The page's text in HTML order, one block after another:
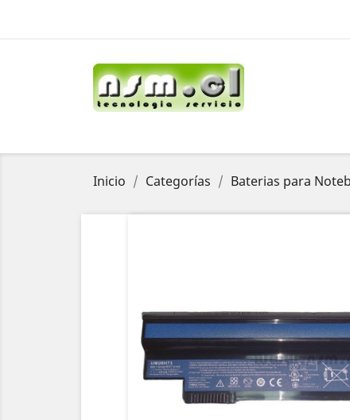
Inicio Categorías Baterias para